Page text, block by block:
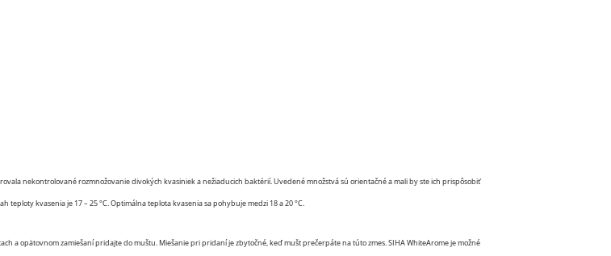
nekontrolované rozmnožovanie divokých kvasiniek a nežiaducich baktérií. Uvedené množstvá sú orientačné a mali by ste ich prispôsobiť
kvasenia je 17 – 25 °C. Optimálna teplota kvasenia sa pohybuje medzi 18 a 20 °C.
a opätovnom zamiešaní pridajte do muštu. Miešanie pri pridaní je zbytočné, keď mušt prečerpáte na túto zmes. SIHA WhiteArome je možné